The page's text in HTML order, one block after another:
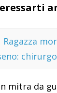
Ragazza
mitra da